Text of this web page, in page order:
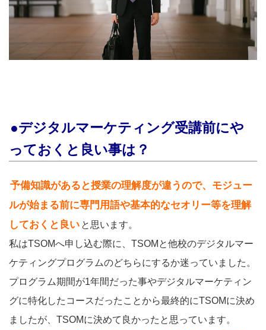
●デジタルマーケティング受講前にや
っておくと良い事は？
予備知識があると授業の理解度が違うので、モジュー
ルが始まる前に専門用語や基本的なセオリー等を理解
しておくと良い と思います。
私はTSOMへ申し込む際に、TSOMと他校のデジタルマー
ケティングプログラムのどちらにするか迷っていました。
プログラム期間が1年間だった事やデジタルマーケティン
グに特化したコースだったことから最終的にTSOMに決め
ましたが、TSOMに決めて良かったと思っています。